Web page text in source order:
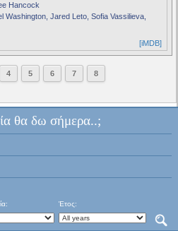
Hancock
Washington, Jared Leto, Sofia Vassilieva,
[iMDB]
4 5 6 7 8
θα δω σήμερα..;
Έτος: